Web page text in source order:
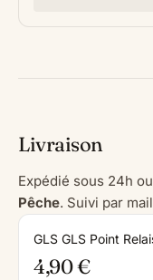
Livraison
Expédié sous 24h
Pêche. Suivi par
GLS GLS Point
4,90 €